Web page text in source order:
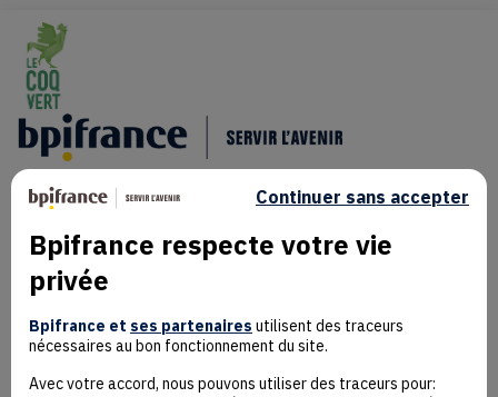
Mentions Légales
Données personnelles
Contact
Bpifrance respecte votre vie
privée
Bpifrance et ses partenaires utilisent des traceurs
nécessaires au bon fonctionnement du site.
Avec votre accord, nous pouvons utiliser des traceurs pour:
Continuer sans accepter